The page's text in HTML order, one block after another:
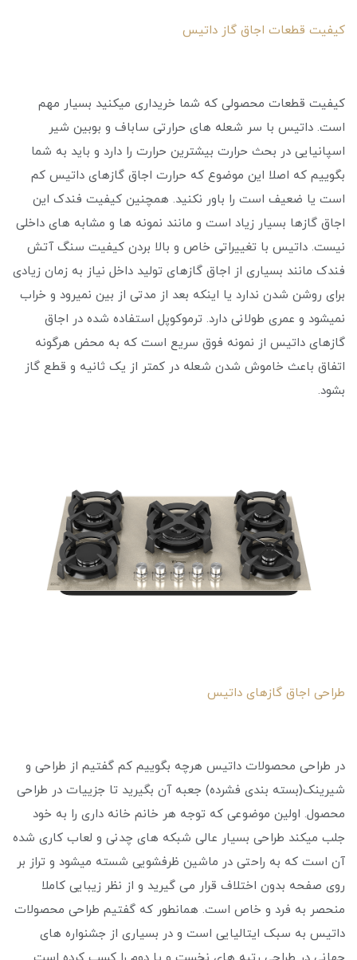
کیفیت قطعات اجاق گاز داتیس
کیفیت قطعات محصولی که شما خریداری میکنید بسیار مهم
است. داتیس با سر شعله های حرارتی ساباف و بوبین شیر
اسپانیایی در بحث حرارت بیشترین حرارت را دارد و باید به شما
بگوییم که اصلا این موضوع که حرارت اجاق گازهای داتیس کم
است یا ضعیف است را باور نکنید. همچنین کیفیت فندک این
اجاق گازها بسیار زیاد است و مانند نمونه ها و مشابه های داخلی
نیست. داتیس با تغییراتی خاص و بالا بردن کیفیت سنگ آتش
فندک مانند بسیاری از اجاق گازهای تولید داخل نیاز به زمان زیادی
برای روشن شدن ندارد یا اینکه بعد از مدتی از بین نمیرود و خراب
نمیشود و عمری طولانی دارد. ترموکوپل استفاده شده در اجاق
گازهای داتیس از نمونه فوق سریع است که به محض هرگونه
اتفاق باعث خاموش شدن شعله در کمتر از یک ثانیه و قطع گاز
بشود.
طراحی اجاق گازهای داتیس
در طراحی محصولات داتیس هرچه بگوییم کم گفتیم از طراحی و
شیرینک(بسته بندی فشرده) جعبه آن بگیرید تا جزییات در طراحی
محصول. اولین موضوعی که توجه هر خانم خانه داری را به خود
جلب میکند طراحی بسیار عالی شبکه های چدنی و لعاب کاری شده
آن است که به راحتی در ماشین ظرفشویی شسته میشود و تراز بر
روی صفحه بدون اختلاف قرار می گیرید و از نظر زیبایی کاملا
منحصر به فرد و خاص است. همانطور که گفتیم طراحی محصولات
داتیس به سبک ایتالیایی است و در بسیاری از جشنواره های